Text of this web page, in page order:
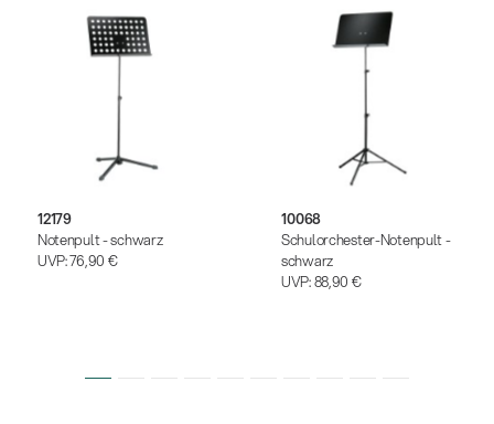
12179
Notenpult - schwarz
UVP:76,90 €
10068
Schulorchester-Notenpult -
schwarz
UVP:88,90 €